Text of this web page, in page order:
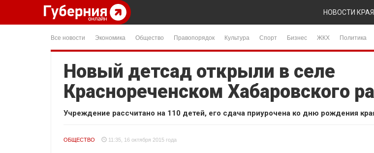
НОВОСТИ КРАЯ
Все новости Экономика Общество Правопорядок Культура Спорт Бизнес ЖКХ Политика
Новый детсад открыли в селе
Краснореченском Хабаровского
Учреждение рассчитано на 110 детей, его сдача приурочена ко дню рождения
ОБЩЕСТВО 11:35, 16 октября 2015 года